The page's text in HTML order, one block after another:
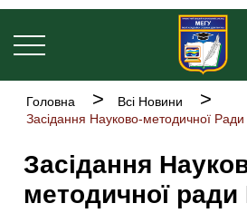
Перейти
до
основного
вмісту
Основна
Рядок
навіґації
Головна
Всі Новини
Засідання Науково-методичної
Засідання
методичної